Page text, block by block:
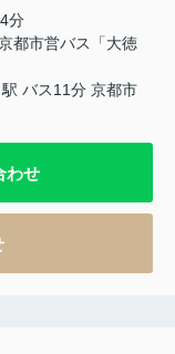
分
都市営バス「大徳
バス11分 京都市
わせ